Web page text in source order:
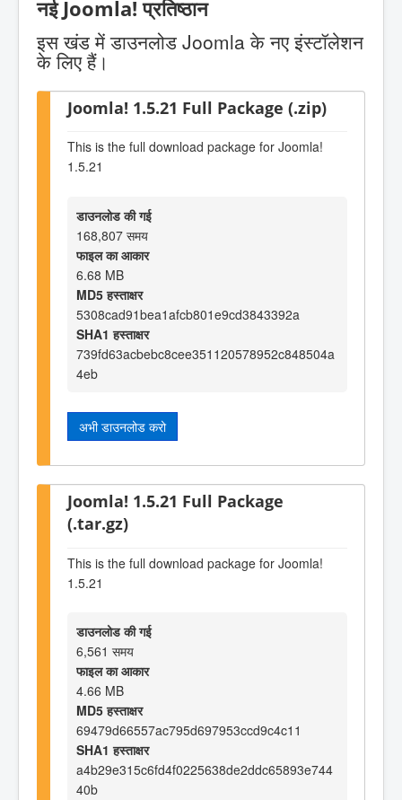
नई Joomla! प्रतिष्ठान
इस खंड में डाउनलोड Joomla के नए इंस्टॉलेशन
के लिए हैं।
Joomla! 1.5.21 Full Package (.zip)
This is the full download package for Joomla!
1.5.21
डाउनलोड की गई
168,807 समय
फाइल का आकार
6.68 MB
MD5 हस्ताक्षर
5308cad91bea1afcb801e9cd3843392a
SHA1 हस्ताक्षर
739fd63acbebc8cee351120578952c848504a
4eb
अभी डाउनलोड करो
Joomla! 1.5.21 Full Package
(.tar.gz)
This is the full download package for Joomla!
1.5.21
डाउनलोड की गई
6,561 समय
फाइल का आकार
4.66 MB
MD5 हस्ताक्षर
69479d66557ac795d697953ccd9c4c11
SHA1 हस्ताक्षर
a4b29e315c6fd4f0225638de2ddc65893e744
40b